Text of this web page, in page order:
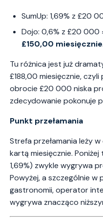
SumUp: 1,69% z £20
Dojo: 0,6% z £20 000
£150,00 miesięcznie.
Tu różnica jest już
£188,00 miesięcznie,
obrocie £20 000 niska
zdecydowanie pokonuje
Punkt przełamania
Strefa przełamania leży
kartą miesięcznie. Poniżej
1,69%) zwykle wygrywa
Powyżej, a szczególnie
gastronomii, operator
wygrywa znacząco